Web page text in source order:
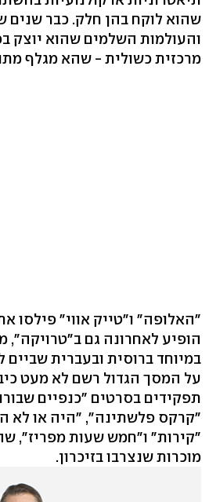
שהוא לוקח בהן חלק. כבר שנים
והעולמות השלמים שהוא יוצק
מרכזית כשולית - שהא מגלף
"האלופה" ו"טייק אווי" פילסו
הופיע לאחרונה גם ב"טרויקה",
במיוחד ברוסית ובעברית שביים
על המסך הגדול רשם לא מעט
תפקידים בסרטים "כנפיים
"קרקס פלשתינה", "היה או לא
"קירות" ו"חמש שעות מפריז",
מוכרות שנצרבו בזיכרון.